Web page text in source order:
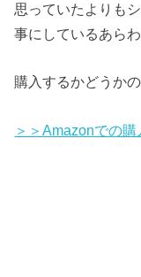
思っていたよりも
事にしているあら
購入するかどうか
＞＞Amazonでの購